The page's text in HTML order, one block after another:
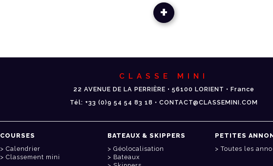
+
CLASSE MINI
22 AVENUE DE LA PERRIÈRE • 56100 LORIENT • France
Tél: +33 (0)9 54 54 83 18 • CONTACT@CLASSEMINI.COM
COURSES
Calendrier
Classement mini
BATEAUX & SKIPPERS
Géolocalisation
Bateaux
PETITES
Toutes les